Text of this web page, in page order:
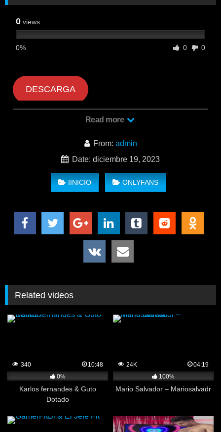
0 views
0% 0 0
DESCARGA
Read more
From: admin
Date: diciembre 19, 2023
IINICIO ONLYFANS
Related videos
340
10:48
0%
Karlos fernandes & Guto
Dotado
24K
04:19
100%
Mario Salvador – Mariosalvadr